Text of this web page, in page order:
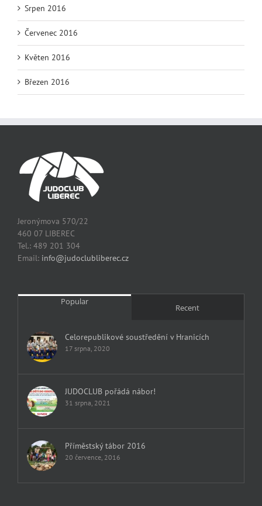
Srpen 2016
Červenec 2016
Květen 2016
Březen 2016
Jeronýmova 570/22
460 07 LIBEREC
Tel.: 489 201 304
Email: info@judoclubliberec.cz
Popular
Recent
Celorepublikové soustředění v Hranicích
17 srpna, 2020
JUDOCLUB pořádá nábor!
31 srpna, 2021
Příměstský tábor 2016
20 července, 2016